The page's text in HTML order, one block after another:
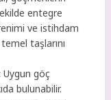
entegre
ve istihdam
taşlarını
Uygun göç
bulunabilir.